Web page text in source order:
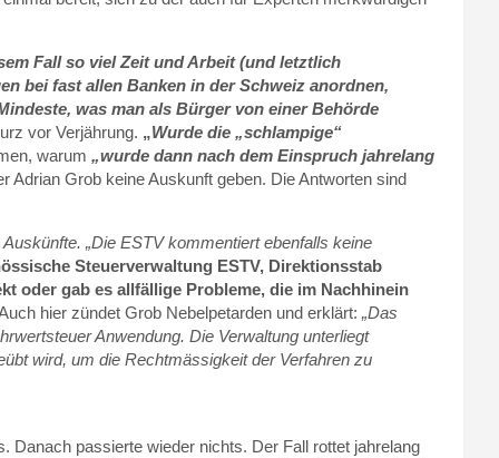
Fall so viel Zeit und Arbeit (und letztlich
bei fast allen Banken in der Schweiz anordnen,
was man als Bürger von einer Behörde
vor Verjährung. „Wurde die „schlampige“
warum „wurde dann nach dem Einspruch jahrelang
Adrian Grob keine Auskunft geben. Die Antworten sind
„Die ESTV kommentiert ebenfalls keine
Steuerverwaltung ESTV, Direktionsstab
oder gab es allfällige Probleme, die im Nachhinein
hier zündet Grob Nebelpetarden und erklärt: „Das
Anwendung. Die Verwaltung unterliegt
wird, um die Rechtmässigkeit der Verfahren zu
Danach passierte wieder nichts. Der Fall rottet jahrelang